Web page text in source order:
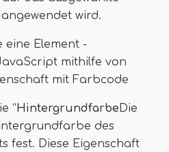
wird.
eine Element -
mithilfe von
mit Farbcode
“Hintergrundfarbe Die
des
fest. Diese Eigenschaft